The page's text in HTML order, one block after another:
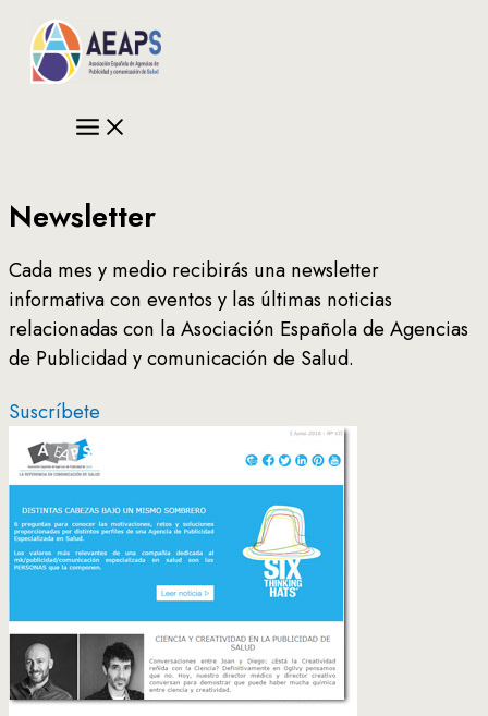
contenido
Newsletter
Cada mes y medio recibirás una newsletter
informativa con eventos y las últimas noticias
relacionadas con la Asociación Española de Agencias
de Publicidad y comunicación de Salud.
Suscríbete